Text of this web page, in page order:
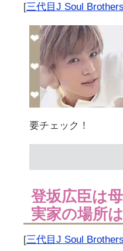
[三代目J Soul
要チェック！
登坂広臣は
実家の場所
[三代目J Soul